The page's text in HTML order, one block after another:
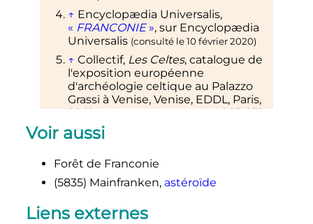
↑ Encyclopædia Universalis,
« FRANCONIE », sur Encyclopædia
Universalis (consulté le10 février 2020)
↑ Collectif, Les Celtes, catalogue de
l'exposition européenne
d'archéologie celtique au Palazzo
Grassi à Venise, Venise, EDDL, Paris,
2001,
, pp 265-272
↑ Web Gallery
Stand: 31. Dezember 2006
Voir aussi
Forêt de Franconie
(5835) Mainfranken, astéroïde
Liens externes